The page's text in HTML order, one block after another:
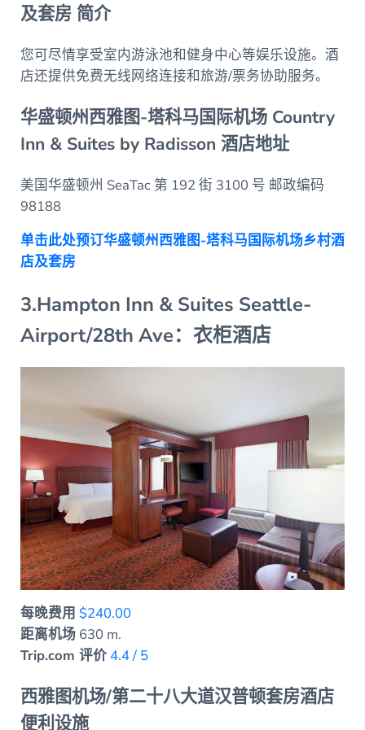
及套房 简介
您可尽情享受室内游泳池和健身中心等娱乐设施。酒
店还提供免费无线网络连接和旅游/票务协助服务。
华盛顿州西雅图-塔科马国际机场 Country
Inn & Suites by Radisson 酒店地址
美国华盛顿州 SeaTac 第 192 街 3100 号 邮政编码
98188
单击此处预订华盛顿州西雅图-塔科马国际机场乡村酒
店及套房
3.Hampton Inn & Suites Seattle-
Airport/28th Ave：衣柜酒店
每晚费用 $240.00
距离机场630 m.
Trip.com 评价 4.4 / 5
西雅图机场/第二十八大道汉普顿套房酒店
便利设施